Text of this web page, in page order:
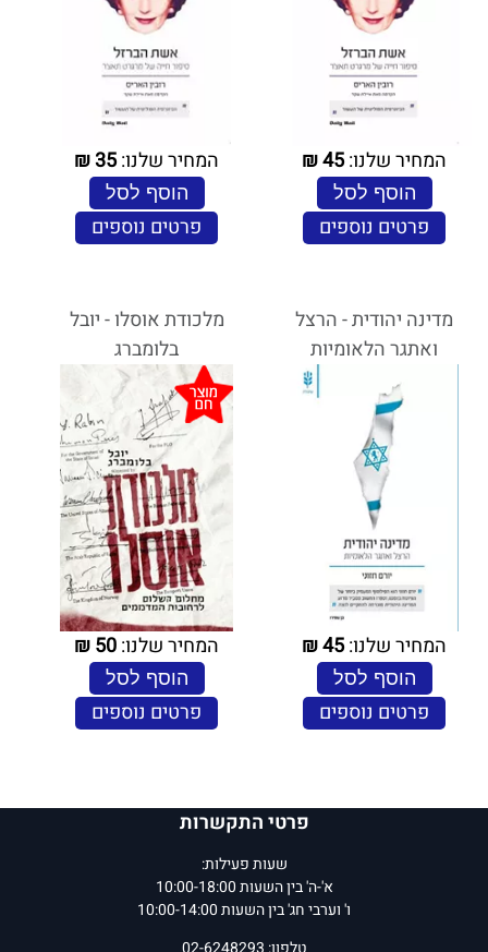
המחיר שלנו:45
₪
הוסף לסל
פרטים נוספים
המחיר שלנו:35
₪
הוסף לסל
פרטים נוספים
מדינה יהודית - הרצל
ואתגר הלאומיות
המחיר שלנו:45
₪
הוסף לסל
פרטים נוספים
מלכודת אוסלו - יובל
בלומברג
המחיר שלנו:50
₪
הוסף לסל
פרטים נוספים
פרטי התקשרות
שעות פעילות:
א'-ה' בין השעות 10:00-18:00
ו' וערבי חג' בין השעות 10:00-14:00